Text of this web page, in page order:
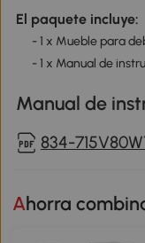
El paquete incluye:
- 1 x Mueble para
- 1 x Manual de
Manual de
834-
Ahorra